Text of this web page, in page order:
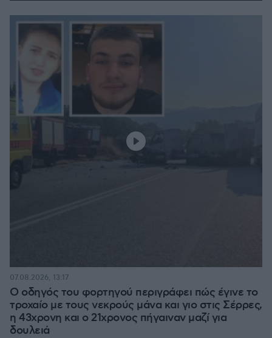
Ο οδηγός του φορτηγού περιγράφει πώς έγινε το
τροχαίο με τους νεκρούς μάνα και γιο στις Σέρρες,
η 43χρονη και ο 21χρονος πήγαιναν μαζί για
δουλειά
07.08.2026, 13:17